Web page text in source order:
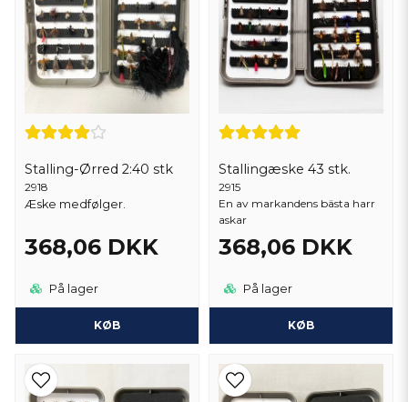
Stalling-Ørred 2:40 stk
2918
Æske medfølger.
368,06 DKK
På lager
KØB
Stallingæske 43 stk.
2915
En av markandens bästa harr
askar
368,06 DKK
På lager
KØB